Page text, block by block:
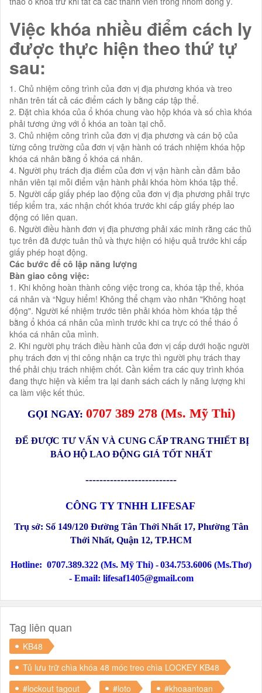
Việc khóa nhiều điểm cách ly
được thực hiện theo thứ tự
sau:
1. Chủ nhiệm công trình của đơn vị địa phương khóa và treo
nhãn trên tất cả các điểm cách ly bằng cáp tập thể.
2. Đặt chìa khóa của ổ khóa chung vào hộp khóa và số chìa khóa
phải tương ứng với ổ khóa an toàn tại chỗ.
3. Chủ nhiệm công trình của đơn vị địa phương và cán bộ của
từng công trường của đơn vị vận hành có trách nhiệm khóa hộp
khóa cá nhân bằng ổ khóa cá nhân.
4. Người phụ trách địa điểm của đơn vị vận hành cần đảm bảo
nhân viên tại mỗi điểm vận hành phải khóa hòm khóa tập thể.
5. Người cấp giấy phép lao động của đơn vị địa phương phải trực
tiếp kiểm tra, xác nhận chốt khóa trước khi cấp giấy phép lao
động có liên quan.
6. Người điều hành đơn vị địa phương phải xác minh rằng các thủ
tục trên đã được tuân thủ và thực hiện có hiệu quả trước khi cấp
giấy phép hoạt động.
Các bước để cô lập năng lượng
Bàn giao công việc:
1. Khi không hoàn thành công việc trong ca, khóa tập thể, khóa
cá nhân và “Nguy hiểm! Không thể chạm vào nhãn "Không hoạt
động". Người kế nhiệm trước tiên phải khóa hòm khóa tập thể
bằng ổ khóa cá nhân của mình trước khi ca trực có thể tháo ổ
khóa cá nhân của mình.
2. Khi người phụ trách điều hành của đơn vị cấp dưới hoặc người
phụ trách đơn vị thi công nhận ca trực thì người phụ trách thay
thế phải chịu trách nhiệm chốt. Cần kiểm tra các quy trình khóa
đang thực hiện và kiểm tra lại danh sách cách ly năng lượng khi
ca làm việc kết thúc.
GỌI NGAY: 0707 389 278(Ms. Mỹ Thi)
ĐỂ ĐƯỢC TƯ VẤN VÀ CUNG CẤP TRANG THIẾT BỊ
BẢO HỘ LAO ĐỘNG GIÁ TỐT NHẤT
--------------------------
CÔNG TY TNHH LIFESAF
Trụ sở: Số 149/120 Đường Tân Thới Nhất 17, Phường Tân
Thới Nhất, Quận 12, TP.HCM
Hotline: 0707.389.322 (Ms. Mỹ Thi) -034.753.6006 (Ms.Thơ)
- Email: lifesaf1405@gmail.com
Tag liên quan
KB48
Tủ lưu trữ chìa khóa 48 móc treo chìa LOCKEY KB48
#lockout tagout
#loto
#khoaantoan